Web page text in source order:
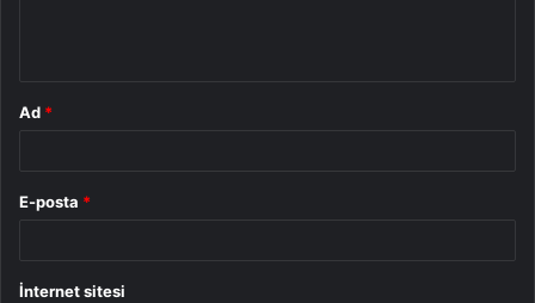
Ad *
E-posta *
İnternet sitesi